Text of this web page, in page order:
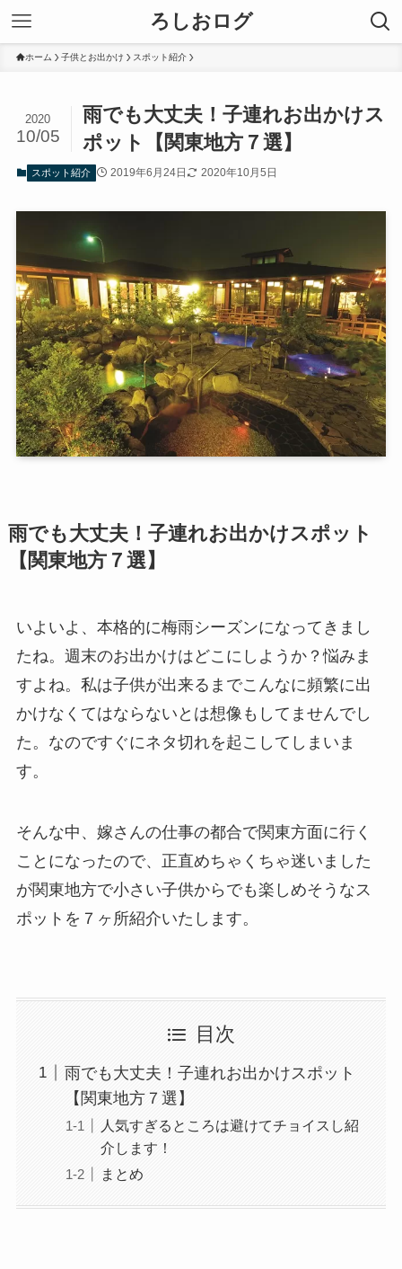
ろしおログ
ホーム 子供とお出かけ スポット紹介
雨でも大丈夫！子連れお出かけス
ポット【関東地方７選】
2020
10/05
スポット紹介 2019年6月24日 2020年10月5日
雨でも大丈夫！子連れお出かけスポット
【関東地方７選】
いよいよ、本格的に梅雨シーズンになってきまし
たね。週末のお出かけはどこにしようか？悩みま
すよね。私は子供が出来るまでこんなに頻繁に出
かけなくてはならないとは想像もしてませんでし
た。なのですぐにネタ切れを起こしてしまいま
す。
そんな中、嫁さんの仕事の都合で関東方面に行く
ことになったので、正直めちゃくちゃ迷いました
が関東地方で小さい子供からでも楽しめそうなス
ポットを７ヶ所紹介いたします。
目次
雨でも大丈夫！子連れお出かけスポット
【関東地方７選】
人気すぎるところは避けてチョイスし紹
介します！
まとめ